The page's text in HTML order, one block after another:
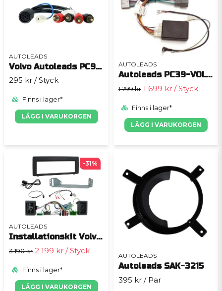
AUTOLEADS
Volvo Autoleads PC9-414
295 kr / Styck
Finns i lager*
LÄGG I VARUKORGEN
AUTOLEADS
Autoleads PC39-VOL-01
1 799 kr 1 699 kr / Styck
Finns i lager*
LÄGG I VARUKORGEN
AUTOLEADS
Installationskit Volvo V70/XC70/S80 2007-2011 Enkeldin
3 190 kr 2 199 kr / Styck
Finns i lager*
LÄGG I VARUKORGEN
-31%
AUTOLEADS
Autoleads SAK-3215
395 kr / Par